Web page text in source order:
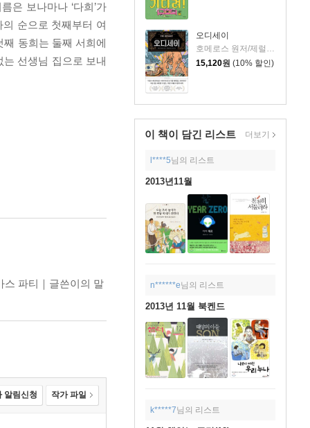
오디세이
호메로스 원저/제럴딘 매코크런 글/김재용 역/장시은 감수
15,120원 (10% 할인)
이 책이 담긴 리스트 더보기
l****5님의 리스트
2013년11월
n******e님의 리스트
2013년 11월 북켄드
k*****7님의 리스트
은 보나마나 ‘다희’가
순으로 첫째부터 여
동희는 둘째 서희에
선생님 집으로 보내
스 파티｜글쓴이의 말
알림신청 작가 파일